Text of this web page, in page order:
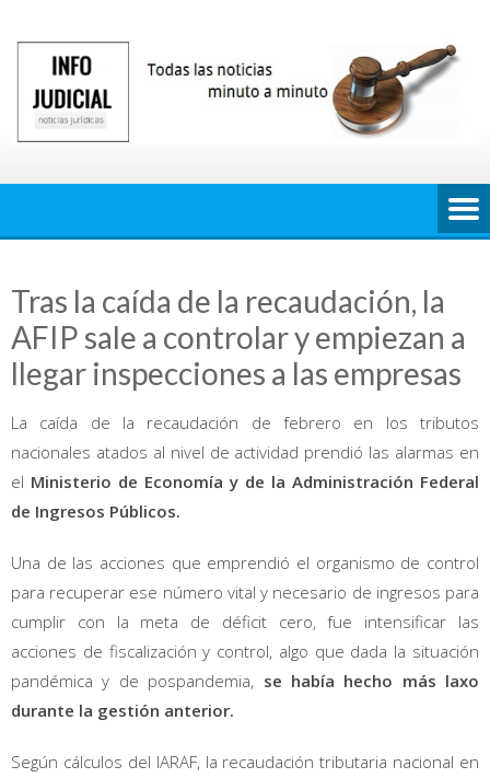
contenido
Tras la caída de la recaudación, la
AFIP sale a controlar y empiezan a
llegar inspecciones a las empresas
La caída de la recaudación de febrero en los tributos
nacionales atados al nivel de actividad prendió las alarmas en
el Ministerio de Economía y de la Administración Federal
de Ingresos Públicos.
Una de las acciones que emprendió el organismo de control
para recuperar ese número vital y necesario de ingresos para
cumplir con la meta de déficit cero, fue intensificar las
acciones de fiscalización y control, algo que dada la situación
pandémica y de pospandemia, se había hecho más laxo
durante la gestión anterior.
Según cálculos del IARAF, la recaudación tributaria nacional en